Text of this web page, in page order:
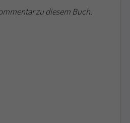
zu diesem Buch.